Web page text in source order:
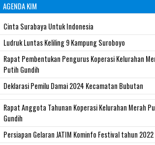
AGENDA KIM
Cinta Surabaya Untuk Indonesia
Ludruk Luntas Keliling 9 Kampung Suroboyo
Rapat Pembentukan Pengurus Koperasi Kelurahan
Putih Gundih
Deklarasi Pemilu Damai 2024 Kecamatan Bubutan
Rapat Anggota Tahunan Koperasi Kelurahan Merah
Gundih
Persiapan Gelaran JATIM Kominfo Festival tahun 2022